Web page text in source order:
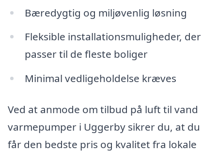
Bæredygtig og miljøvenlig løsning
Fleksible installationsmuligheder, der
passer til de fleste boliger
Minimal vedligeholdelse kræves
Ved at anmode om tilbud på luft til vand
varmepumper i Uggerby sikrer du, at du
får den bedste pris og kvalitet fra lokale